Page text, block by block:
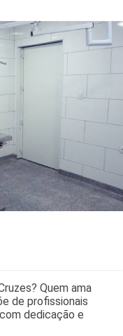
Quem ama
de profissionais
dedicação e